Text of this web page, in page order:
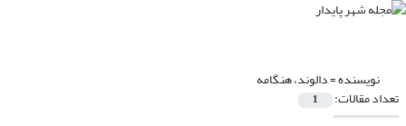
نویسنده =دالوند، هنگامه
تعداد مقالات: 1